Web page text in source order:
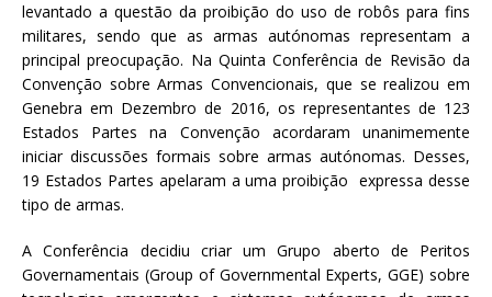
levantado a questão da proibição do uso de robôs para fins
militares, sendo que as armas autónomas representam a
principal preocupação. Na Quinta Conferência de Revisão da
Convenção sobre Armas Convencionais, que se realizou em
Genebra em Dezembro de 2016, os representantes de 123
Estados Partes na Convenção acordaram unanimemente
iniciar discussões formais sobre armas autónomas. Desses,
19 Estados Partes apelaram a uma proibição expressa desse
tipo de armas.
A Conferência decidiu criar um Grupo aberto de Peritos
Governamentais (Group of Governmental Experts, GGE) sobre